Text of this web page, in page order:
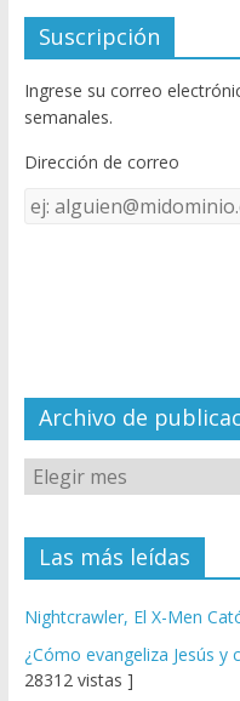
e
b
o
o
k
itt
er
u
T
u
e
C
el
Suscripción
Ingrese su correo
semanales.
Dirección de correo
Dirección
Archivo de
Las más leídas
Nightcrawler, El X-Men
¿Cómo evangeliza Jesús y
28312 vistas ]